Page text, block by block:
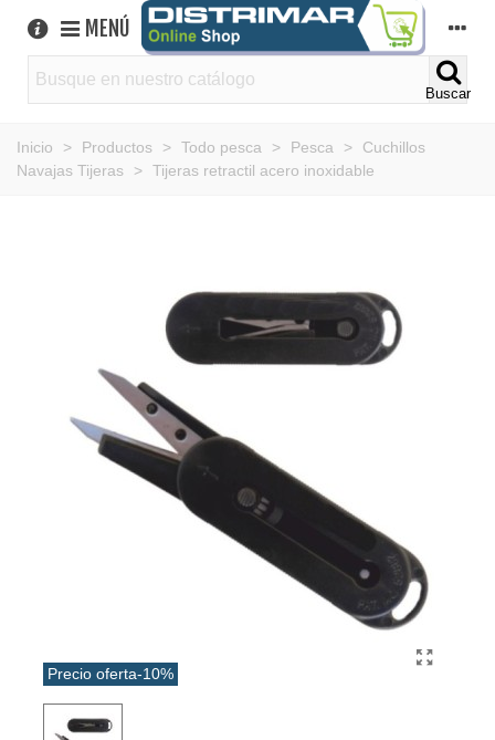
MENÚ
Buscar
Inicio > Productos > Todo pesca > Pesca >
Cuchillos
Navajas Tijeras
> Tijeras retractil acero inoxidable
Precio oferta-10%